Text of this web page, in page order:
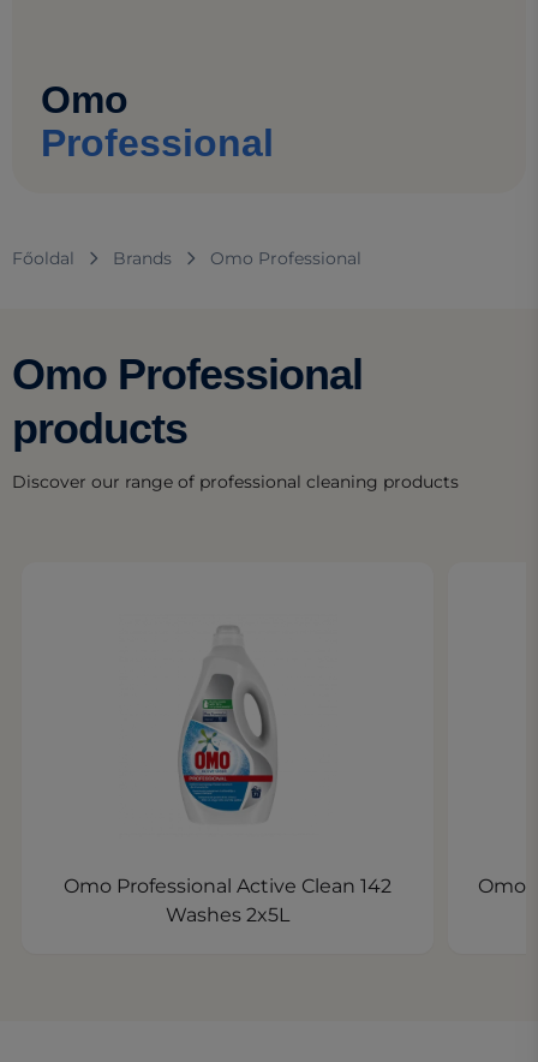
Omo
Professional
Főoldal Brands Omo Professional
Omo Professional
products
Discover our range of professional cleaning products
Omo Professional Active Clean 142
Washes 2x5L
Omo